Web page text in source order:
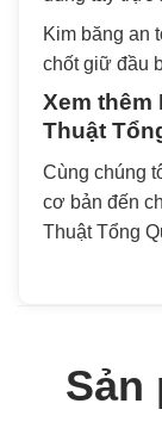
Kim băng an
chốt giữ đầu
Xem thêm
Thuật
Cùng chúng
cơ bản đến
Thuật Tổng
Sản